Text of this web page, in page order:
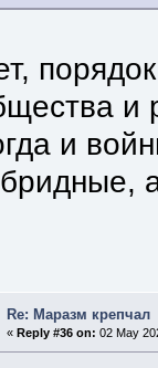
и
и
Re: Маразм крепчал
« Reply #36 on: 02 May